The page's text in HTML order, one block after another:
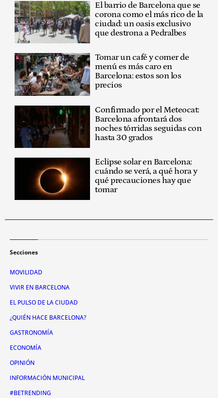
El barrio de Barcelona que se
corona como el más rico de la
ciudad: un oasis exclusivo
que destrona a Pedralbes
Tomar un café y comer de
menú es más caro en
Barcelona: estos son los
precios
Confirmado por el Meteocat:
Barcelona afrontará dos
noches tórridas seguidas con
hasta 30 grados
Eclipse solar en Barcelona:
cuándo se verá, a qué hora y
qué precauciones hay que
tomar
Secciones
MOVILIDAD
VIVIR EN BARCELONA
EL PULSO DE LA CIUDAD
¿QUIÉN HACE BARCELONA?
GASTRONOMÍA
ECONOMÍA
OPINIÓN
INFORMACIÓN MUNICIPAL
#BETRENDING